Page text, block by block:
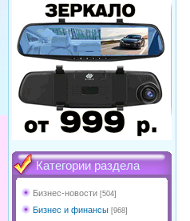
Категории раздела
Бизнес-новости [504]
Бизнес и финансы [968]